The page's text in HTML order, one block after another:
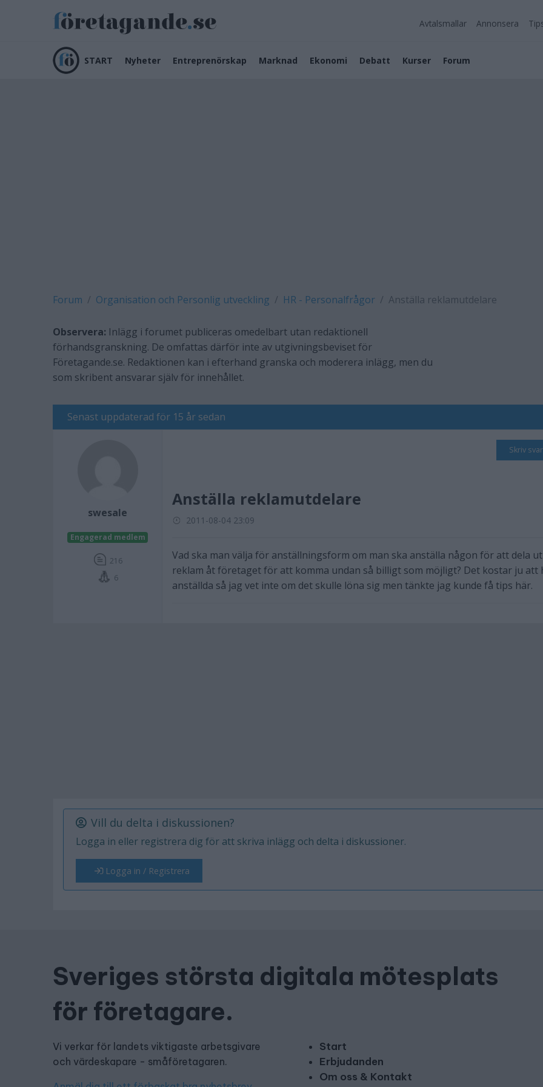
Avtalsmallar Annonsera
START Nyheter Entreprenörskap Marknad Ekonomi Debatt Kurser Forum
Forum Organisation och Personlig utveckling HR - Personalfrågor Anställa reklamutdelare
Observera: Inlägg i forumet publiceras omedelbart utan redaktionell
förhandsgranskning. De omfattas därför inte av utgivningsbeviset för
Företagande.se. Redaktionen kan i efterhand granska och moderera inlägg, men du
som skribent ansvarar själv för innehållet.
Senast uppdaterad för 15 år sedan
swesale
Engagerad medlem
216
6
Skriv svar
Anställa reklamutdelare
2011-08-04 23:09
Vad ska man välja för anställningsform om man ska anställa någon för att dela ut
reklam åt företaget för att komma undan så billigt som möjligt? Det kostar ju att
anställda så jag vet inte om det skulle löna sig men tänkte jag kunde få tips här.
Vill du delta i diskussionen?
Logga in eller registrera dig för att skriva inlägg och delta i diskussioner.
Logga in / Registrera
Sveriges största digitala mötesplats
för företagare.
Vi verkar för landets viktigaste arbetsgivare
och värdeskapare - småföretagaren.
Start
Erbjudanden
Om oss & Kontakt